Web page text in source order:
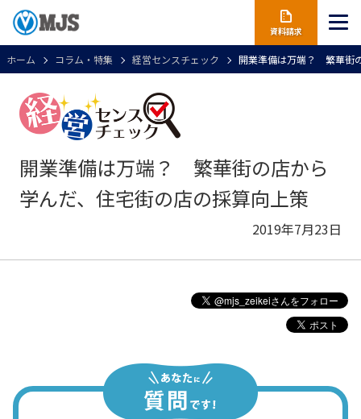
資料請求
ホーム コラム・特集 経営センスチェック 開業準備は万端？ 繁華街
開業準備は万端？ 繁華街の店から
学んだ、住宅街の店の採算向上策
2019年7月23日